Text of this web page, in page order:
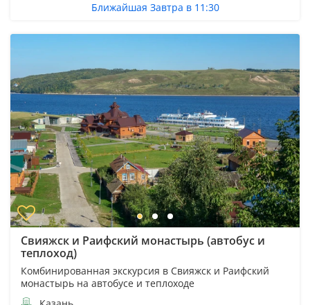
Ближайшая Завтра в 11:30
Свияжск и Раифский монастырь (автобус и
теплоход)
Комбинированная экскурсия в Свияжск и Раифский
монастырь на автобусе и теплоходе